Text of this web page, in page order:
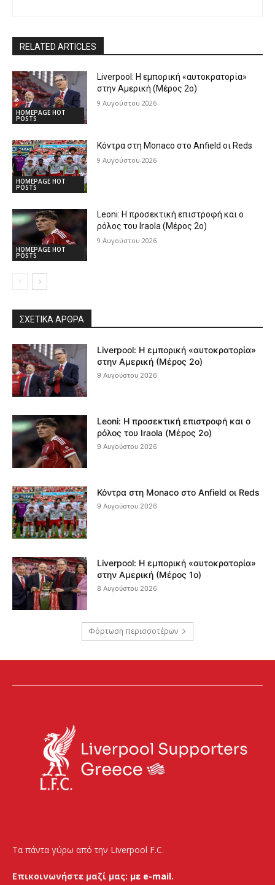
RELATED ARTICLES
HOMEPAGE HOT
POSTS
Liverpool: Η εμπορική «αυτοκρατορία»
στην Αμερική (Μέρος 2ο)
9 Αυγούστου 2026
HOMEPAGE HOT
POSTS
Κόντρα στη Monaco στο Anfield οι Reds
9 Αυγούστου 2026
HOMEPAGE HOT
POSTS
Leoni: Η προσεκτική επιστροφή και ο
ρόλος του Iraola (Μέρος 2ο)
9 Αυγούστου 2026
ΣΧΕΤΙΚΆ ΆΡΘΡΑ
Liverpool: Η εμπορική «αυτοκρατορία»
στην Αμερική (Μέρος 2ο)
9 Αυγούστου 2026
Leoni: Η προσεκτική επιστροφή και ο
ρόλος του Iraola (Μέρος 2ο)
9 Αυγούστου 2026
Κόντρα στη Monaco στο Anfield οι Reds
9 Αυγούστου 2026
Liverpool: Η εμπορική «αυτοκρατορία»
στην Αμερική (Μέρος 1ο)
8 Αυγούστου 2026
Φόρτωση περισσοτέρων
Τα πάντα γύρω από την Liverpool F.C.
Επικοινωνήστε μαζί μας: με e-mail.